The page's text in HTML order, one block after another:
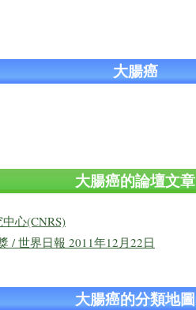
大腸癌
大腸癌的論壇文章
心(CNRS)
/ 世界日報 2011年12月22日
大腸癌的分類地圖